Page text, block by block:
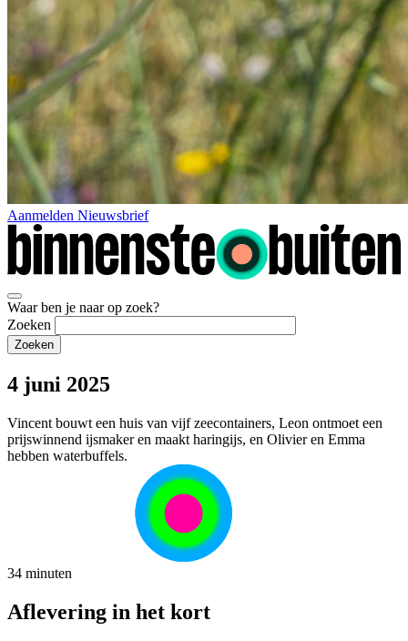
Aanmelden Nieuwsbrief
Waar ben je naar op zoek?
Zoeken
4 juni 2025
Vincent bouwt een huis van vijf zeecontainers, Leon ontmoet een
prijswinnend ijsmaker en maakt haringijs, en Olivier en Emma
hebben waterbuffels.
34 minuten
Aflevering in het kort